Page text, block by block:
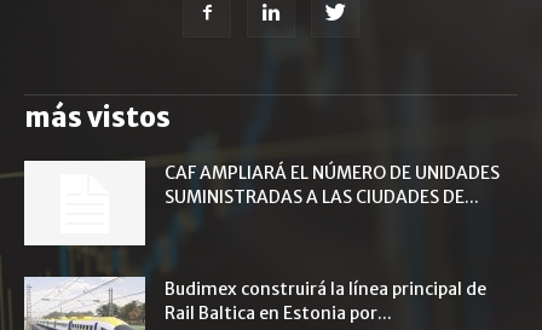
más vistos
CAF AMPLIARÁ EL NÚMERO DE UNIDADES
SUMINISTRADAS A LAS CIUDADES DE...
Budimex construirá la línea principal de
Rail Baltica en Estonia por...